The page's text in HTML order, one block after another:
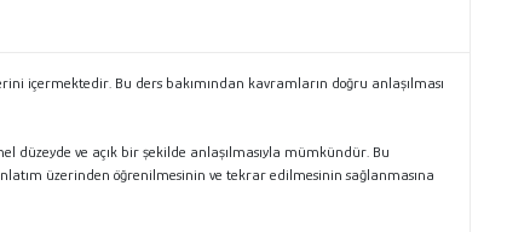
içermektedir. Bu ders bakımından kavramların doğru anlaşılması
düzeyde ve açık bir şekilde anlaşılmasıyla mümkündür. Bu
üzerinden öğrenilmesinin ve tekrar edilmesinin sağlanmasına